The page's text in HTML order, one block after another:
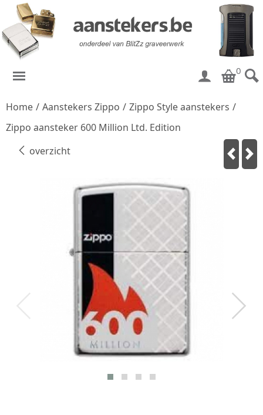
0
Home / Aanstekers Zippo / Zippo Style aanstekers /
Zippo aansteker 600 Million Ltd. Edition
overzicht